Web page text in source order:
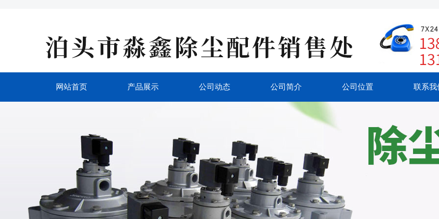
网站首页 产品展示 公司动态 公司简介 公司位置 联系我